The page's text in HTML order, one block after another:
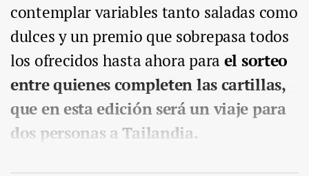
contemplar variables tanto saladas como
dulces y un premio que sobrepasa todos
los ofrecidos hasta ahora para el sorteo
entre quienes completen las cartillas,
que en esta edición será un viaje para
dos personas a Tailandia.